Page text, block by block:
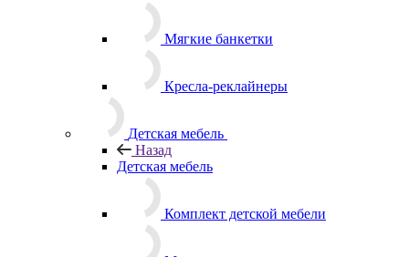
Мягкие банкетки
Кресла-реклайнеры
Детская мебель
Назад
Детская мебель
Комплект детской мебели